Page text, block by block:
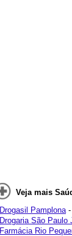
Veja mais
Drogasil Pamplona-
Drogaria São Paulo
Farmácia Rio